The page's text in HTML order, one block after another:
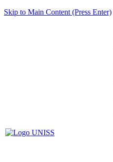
Skip to Main Content (Press Enter)